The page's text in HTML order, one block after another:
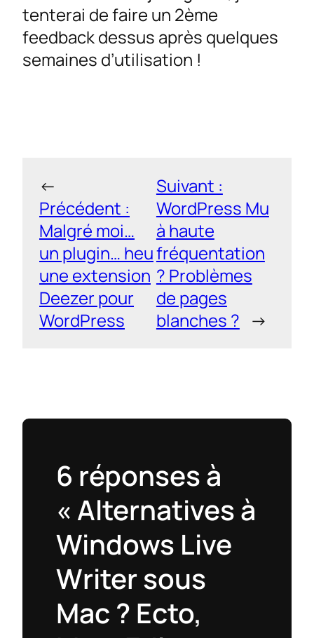
tenterai de faire un 2ème
feedback dessus après quelques
semaines d’utilisation !
←
Précédent :
Malgré moi…
un plugin… heu
une extension
Deezer pour
WordPress
Suivant :
WordPress Mu
à haute
fréquentation
? Problèmes
de pages
blanches ? →
6 réponses à
« Alternatives à
Windows Live
Writer sous
Mac ? Ecto,